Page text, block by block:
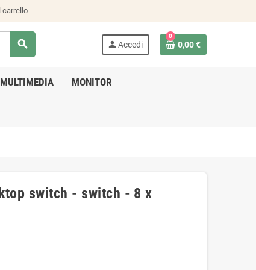
carrello
search person Accedi
0
0,00 €
MULTIMEDIA MONITOR
switch - switch - 8 x